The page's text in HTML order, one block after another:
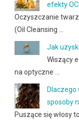
efekty
Oczyszczanie
(Oil Cleansing …
Jak
Wiszący
na optyczne …
Dlaczego
sposoby
Puszące się włosy